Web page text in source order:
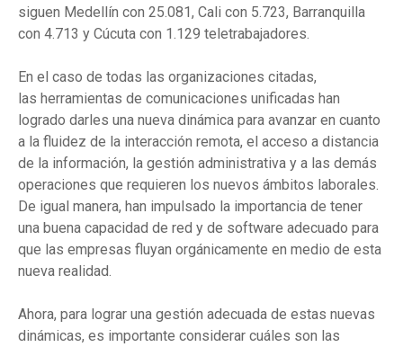
siguen Medellín con 25.081, Cali con 5.723, Barranquilla
con 4.713 y Cúcuta con 1.129 teletrabajadores.
En el caso de todas las organizaciones citadas,
las herramientas de comunicaciones unificadas han
logrado darles una nueva dinámica para avanzar en cuanto
a la fluidez de la interacción remota, el acceso a distancia
de la información, la gestión administrativa y a las demás
operaciones que requieren los nuevos ámbitos laborales.
De igual manera, han impulsado la importancia de tener
una buena capacidad de red y de software adecuado para
que las empresas fluyan orgánicamente en medio de esta
nueva realidad.
Ahora, para lograr una gestión adecuada de estas nuevas
dinámicas, es importante considerar cuáles son las